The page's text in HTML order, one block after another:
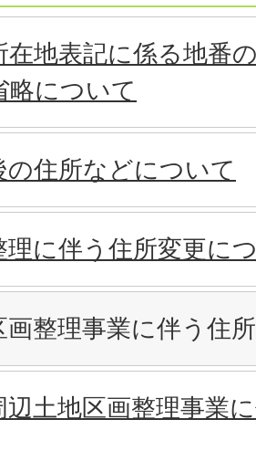
在地表記に係る地番
略について
の住所などについて
理に伴う住所変更に
画整理事業に伴う住
辺土地区画整理事業